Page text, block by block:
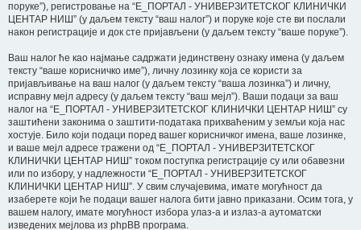
поруке”), регистровање на “E_ПОРТАЛ - УНИВЕРЗИТЕТСКОГ КЛИНИЧКИ
ЦЕНТАР НИШ” (у даљем тексту “ваш налог”) и поруке које сте ви послали
након регистрације и док сте пријављени (у даљем тексту “ваше поруке”).
Ваш налог ће као најмање садржати јединствену ознаку имена (у даљем
тексту “ваше корисничко име”), личну лозинку која се користи за
пријављивање на ваш налог (у даљем тексту “ваша лозинка”) и личну,
исправну мејл адресу (у даљем тексту “ваш мејл”). Ваши подаци за ваш
налог на “E_ПОРТАЛ - УНИВЕРЗИТЕТСКОГ КЛИНИЧКИ ЦЕНТАР НИШ” су
заштићени законима о заштити-података прихваћеним у земљи која нас
хостује. Било који подаци поред вашег корисничког имена, ваше лозинке,
и ваше мејл адресе тражени од “E_ПОРТАЛ - УНИВЕРЗИТЕТСКОГ
КЛИНИЧКИ ЦЕНТАР НИШ” током поступка регистрације су или обавезни
или по избору, у надлежности “E_ПОРТАЛ - УНИВЕРЗИТЕТСКОГ
КЛИНИЧКИ ЦЕНТАР НИШ”. У свим случајевима, имате могућност да
изаберете који ће подаци вашег налога бити јавно приказани. Осим тога, у
вашем налогу, имате могућност избора улаз-а и излаз-а аутоматски
изведених мејлова из phpBB програма.